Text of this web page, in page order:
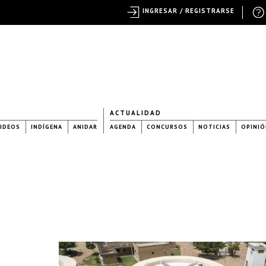
INDÍGENA ANIDAR
ACTUALIDAD
AGENDA CONCURSOS NOTICIAS
INGRESAR / REGISTRARSE